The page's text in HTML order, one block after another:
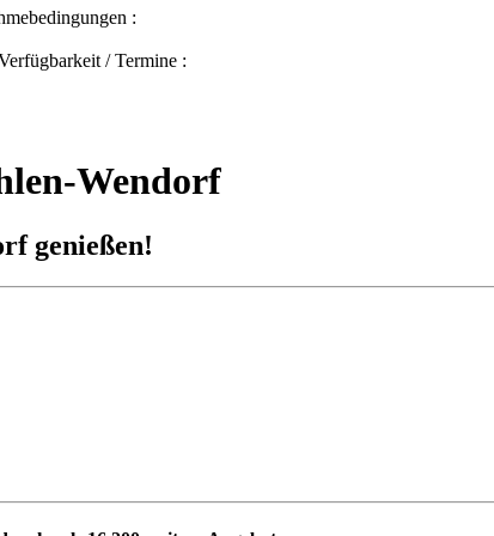
:
/ Termine :
Wendorf
genießen!